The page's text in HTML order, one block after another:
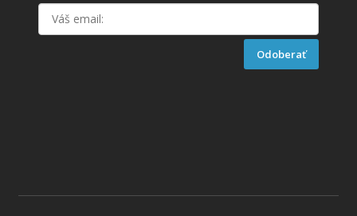
Odoberať